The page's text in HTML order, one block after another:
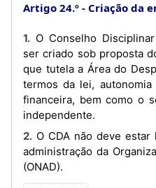
Artigo 24.º Criação da
1. O Conselho Disciplinar Antidopagem (CDA) deve
ser criado sob proposta
que tutela a Área do
termos da lei,
financeira, bem como o
independente.
2. O CDA não deve estar ligado, nem estar sujeito à
administração da
(ONAD).